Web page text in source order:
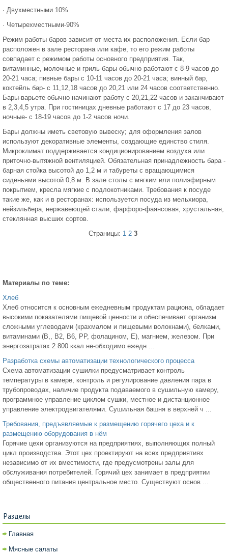
· Двухместными 10%
· Четырехместными-90%
Режим работы баров зависит от места их расположения. Если бар
расположен в зале ресторана или кафе, то его режим работы
совпадает с режимом работы основного предприятия. Так,
витаминные, молочные и гриль-бары обычно работают с 8-9 часов до
20-21 часа; пивные бары с 10-11 часов до 20-21 часа; винный бар,
коктейль бар- с 11,12,18 часов до 20,21 или 24 часов соответственно.
Бары-варьете обычно начинают работу с 20,21,22 часов и заканчивают
в 2,3,4,5 утра. При гостиницах дневные работают с 17 до 23 часов,
ночные- с 18-19 часов до 1-2 часов ночи.
Бары должны иметь световую вывеску; для оформления залов
используют декоративные элементы, создающие единство стиля.
Микроклимат поддерживается кондиционированием воздуха или
приточно-вытяжной вентиляцией. Обязательная принадлежность бара -
барная стойка высотой до 1,2 м и табуреты с вращающимися
сиденьями высотой 0,8 м. В зале столы с мягким или полиэфирным
покрытием, кресла мягкие с подлокотниками. Требования к посуде
такие же, как и в ресторанах: используется посуда из мельхиора,
нейзильбера, нержавеющей стали, фарфоро-фаянсовая, хрустальная,
стеклянная высших сортов.
Страницы: 1 2 3
Материалы по теме:
Хлеб
Хлеб относится к основным ежедневным продуктам рациона, обладает
высокими показателями пищевой ценности и обеспечивает организм
сложными углеводами (крахмалом и пищевыми волокнами), белками,
витаминами (В,, В2, В6, РР, фолацином, Е), магнием, железом. При
энергозатратах 2 800 ккал не-обходимо ежедн ...
Разработка схемы автоматизации технологического процесса
Схема автоматизации сушилки предусматривает контроль
температуры в камере, контроль и регулирование давления пара в
трубопроводах, наличие продукта подаваемого в сушильную камеру,
программное управление циклом сушки, местное и дистанционное
управление электродвигателями. Сушильная башня в верхней ч ...
Требования, предъявляемые к размещению горячего цеха и к
размещению оборудования в нём
Горячие цехи организуются на предприятиях, выполняющих полный
цикл производства. Этот цех проектируют на всех предприятиях
независимо от их вместимости, где предусмотрены залы для
обслуживания потребителей. Горячий цех занимает в предприятии
общественного питания центральное место. Существуют основ ...
Разделы
Главная
Мясные салаты